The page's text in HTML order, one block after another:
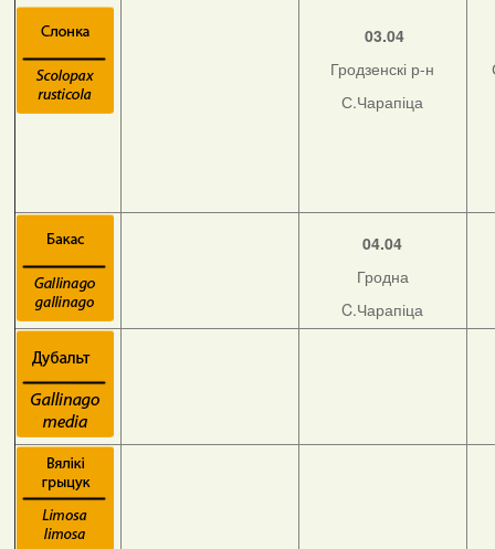
03.04
Гродзенскі р-н
С.Чарапіца
04.04
Гродна
C.Чарапіца